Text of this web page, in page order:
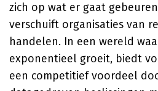
zich op wat er gaat
verschuift organisaties van
handelen. In een wereld
exponentieel groeit, biedt
een competitief voordeel